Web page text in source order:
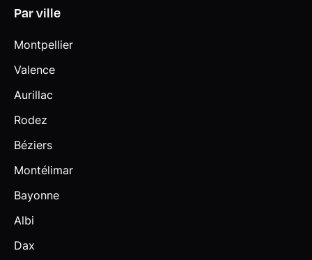
Par ville
Montpellier
Valence
Aurillac
Rodez
Béziers
Montélimar
Bayonne
Albi
Dax